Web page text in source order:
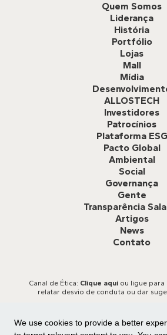
We use cookies to provide a better
Quem Somos
Liderança
História
Portfólio
Lojas
Mall
Mídia
ALLOSTECH
Investidores
Patrocínios
Plataforma ESG
Pacto Global
Ambiental
Social
Governança
Gente
Transparência
Artigos
News
Contato
Canal de Ética: Clique aquiou ligue para
relatar desvio de conduta ou dar